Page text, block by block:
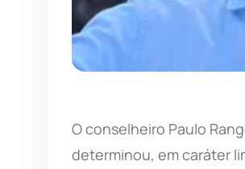
O conselheiro Paulo
determinou, em caráter